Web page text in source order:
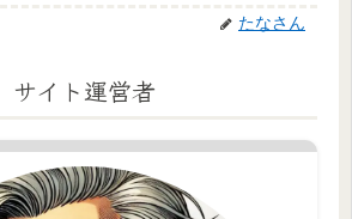
たなさん
サイト運営者